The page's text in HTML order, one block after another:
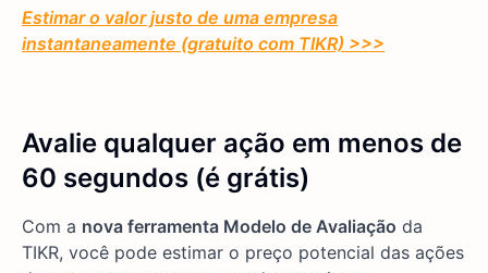
Estimar o valor justo de uma empresa
instantaneamente (gratuito com TIKR) >>>
Avalie qualquer ação em menos de
60 segundos (é grátis)
Com a nova ferramenta Modelo de Avaliação da
TIKR, você pode estimar o preço potencial das ações